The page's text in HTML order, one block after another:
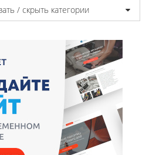
/ скрыть категории